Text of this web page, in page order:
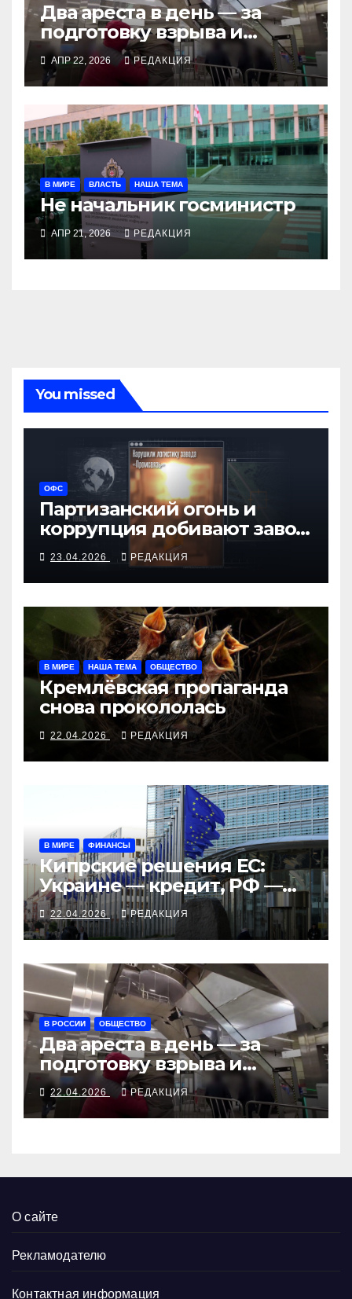
Два ареста в день — за
подготовку взрыва и
разведку
АПР 22, 2026 РЕДАКЦИЯ
В МИРЕ ВЛАСТЬ НАША ТЕМА
Не начальник госминистр
АПР 21, 2026 РЕДАКЦИЯ
You missed
ОФС
Партизанский огонь и
коррупция добивают завод
«Промсвязь»
23.04.2026 РЕДАКЦИЯ
В МИРЕ НАША ТЕМА ОБЩЕСТВО
Кремлёвская пропаганда
снова прокололась
22.04.2026 РЕДАКЦИЯ
В МИРЕ ФИНАНСЫ
Кипрские решения ЕС:
Украине — кредит, РФ —
санкционный пакет
22.04.2026 РЕДАКЦИЯ
В РОССИИ ОБЩЕСТВО
Два ареста в день — за
подготовку взрыва и
разведку
22.04.2026 РЕДАКЦИЯ
О сайте
Рекламодателю
Контактная информация